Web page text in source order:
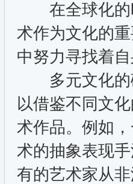
在全球化的
术作为文化的
中努力寻找着自
多元文化的
以借鉴不同文
术作品。例如
术的抽象表现
有的艺术家从